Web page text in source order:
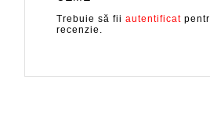
Trebuie să fii autentificat
recenzie.